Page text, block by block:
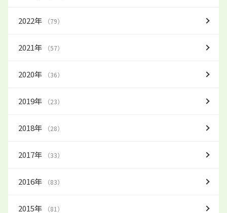
2022年 （79）
2021年 （57）
2020年 （36）
2019年 （23）
2018年 （28）
2017年 （33）
2016年 （83）
2015年 （81）